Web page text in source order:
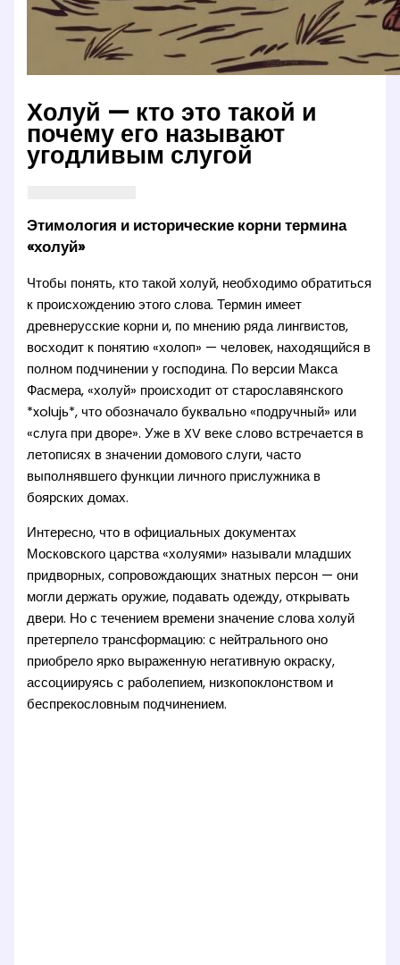
Холуй — кто это такой и
почему его называют
угодливым слугой
Этимология и исторические корни термина
«холуй»
Чтобы понять, кто такой холуй, необходимо обратиться
к происхождению этого слова. Термин имеет
древнерусские корни и, по мнению ряда лингвистов,
восходит к понятию «холоп» — человек, находящийся в
полном подчинении у господина. По версии Макса
Фасмера, «холуй» происходит от старославянского
*xolujь*, что обозначало буквально «подручный» или
«слуга при дворе». Уже в XV веке слово встречается в
летописях в значении домового слуги, часто
выполнявшего функции личного прислужника в
боярских домах.
Интересно, что в официальных документах
Московского царства «холуями» называли младших
придворных, сопровождающих знатных персон — они
могли держать оружие, подавать одежду, открывать
двери. Но с течением времени значение слова холуй
претерпело трансформацию: с нейтрального оно
приобрело ярко выраженную негативную окраску,
ассоциируясь с раболепием, низкопоклонством и
беспрекословным подчинением.